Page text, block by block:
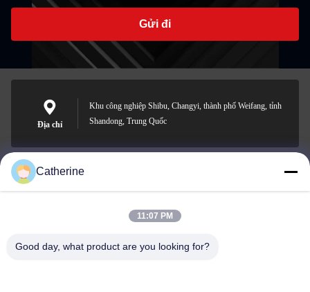
Gửi đi
Địa chỉ
Khu công nghiệp Shibu, Changyi, thành phố Weifang, tỉnh
Shandong, Trung Quốc
padraic@huayumachine.cn
Catherine
11:07 PM
Good day, what product are you looking for?